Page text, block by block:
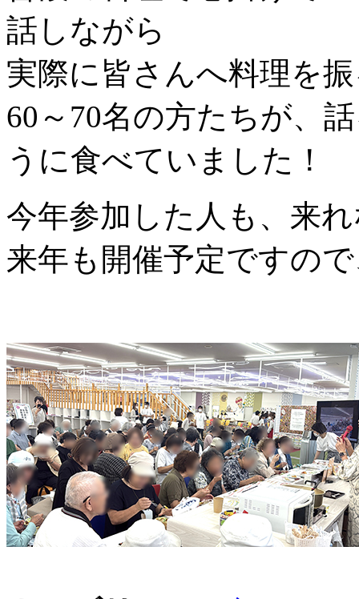
話しながら
実際に皆さんへ料理を
60～70名の方たちが、
うに食べていました！
今年参加した人も、来
来年も開催予定ですの